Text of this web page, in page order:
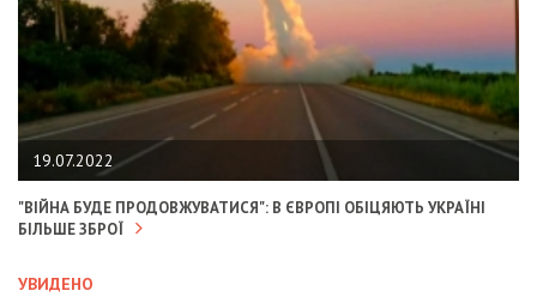
19.07.2022
"ВІЙНА БУДЕ ПРОДОВЖУВАТИСЯ": В ЄВРОПІ ОБІЦЯЮТЬ УКРАЇНІ
БІЛЬШЕ ЗБРОЇ
УВИДЕНО